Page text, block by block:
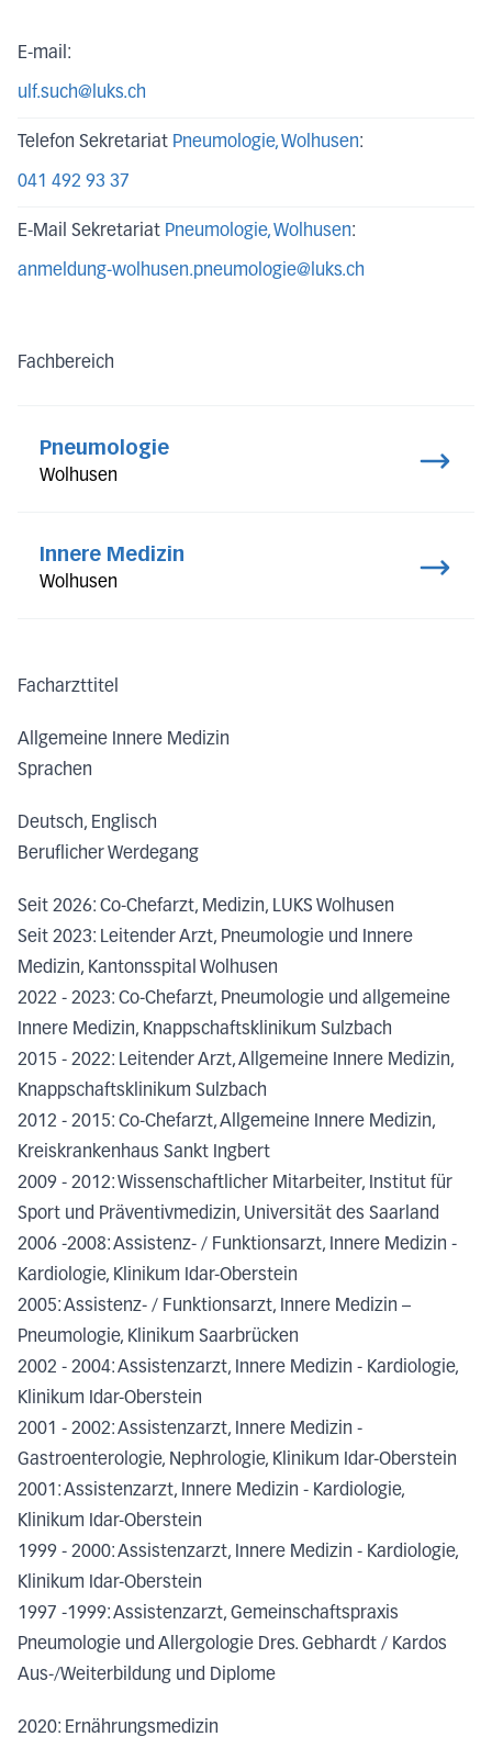
E-mail:
ulf.such@luks.ch
Telefon Sekretariat Pneumologie, Wolhusen:
041 492 93 37
E-Mail Sekretariat Pneumologie, Wolhusen:
anmeldung-wolhusen.pneumologie@luks.ch
Fachbereich
Pneumologie
Wolhusen
Innere Medizin
Wolhusen
Facharzttitel
Allgemeine Innere Medizin
Sprachen
Deutsch, Englisch
Beruflicher Werdegang
Seit 2026: Co-Chefarzt, Medizin, LUKS Wolhusen
Seit 2023: Leitender Arzt, Pneumologie und Innere
Medizin, Kantonsspital Wolhusen
2022 - 2023: Co-Chefarzt, Pneumologie und allgemeine
Innere Medizin, Knappschaftsklinikum Sulzbach
2015 - 2022: Leitender Arzt, Allgemeine Innere Medizin,
Knappschaftsklinikum Sulzbach
2012 - 2015: Co-Chefarzt, Allgemeine Innere Medizin,
Kreiskrankenhaus Sankt Ingbert
2009 - 2012: Wissenschaftlicher Mitarbeiter, Institut für
Sport und Präventivmedizin, Universität des Saarland
2006 -2008: Assistenz- / Funktionsarzt, Innere Medizin -
Kardiologie, Klinikum Idar-Oberstein
2005: Assistenz- / Funktionsarzt, Innere Medizin –
Pneumologie, Klinikum Saarbrücken
2002 - 2004: Assistenzarzt, Innere Medizin - Kardiologie,
Klinikum Idar-Oberstein
2001 - 2002: Assistenzarzt, Innere Medizin -
Gastroenterologie, Nephrologie, Klinikum Idar-Oberstein
2001: Assistenzarzt, Innere Medizin - Kardiologie,
Klinikum Idar-Oberstein
1999 - 2000: Assistenzarzt, Innere Medizin - Kardiologie,
Klinikum Idar-Oberstein
1997 -1999: Assistenzarzt, Gemeinschaftspraxis
Pneumologie und Allergologie Dres. Gebhardt / Kardos
Aus-/Weiterbildung und Diplome
2020: Ernährungsmedizin